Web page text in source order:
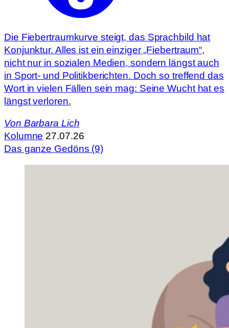
Die Fiebertraumkurve steigt, das Sprachbild hat
Konjunktur. Alles ist ein einziger „Fiebertraum“,
nicht nur in sozialen Medien, sondern längst auch
in Sport- und Politikberichten. Doch so treffend das
Wort in vielen Fällen sein mag: Seine Wucht hat es
längst verloren.
Von Barbara Lich
Kolumne 27.07.26
Das ganze Gedöns (9)